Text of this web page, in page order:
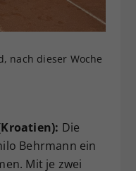
nach dieser Woche
Die
Behrmann ein
Mit je zwei